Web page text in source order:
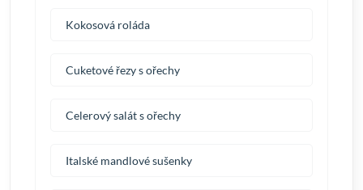
Kokosová roláda
Cuketové řezy s ořechy
Celerový salát s ořechy
Italské mandlové sušenky